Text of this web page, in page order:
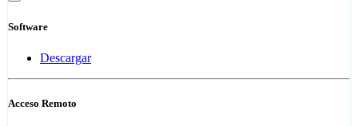
Software
Descargar
Acceso Remoto